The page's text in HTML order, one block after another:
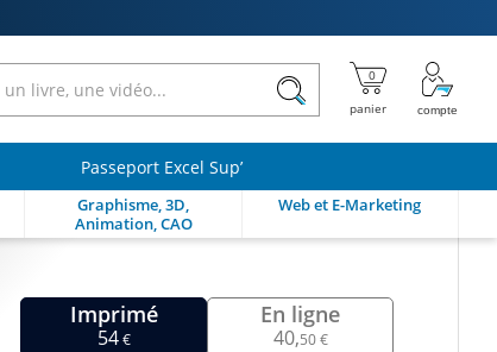
Passeport Excel Sup’
Graphisme, 3D,
Animation, CAO
Web et E-Marketing
Imprimé
54€
En ligne
40,50 €